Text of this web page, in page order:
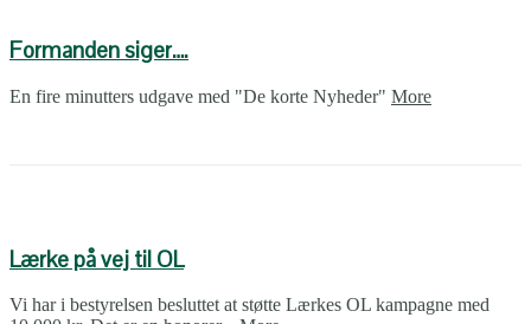
Formanden siger….
En fire minutters udgave med "De korte Nyheder" More
Lærke på vej til OL
Vi har i bestyrelsen besluttet at støtte Lærkes OL kampagne med